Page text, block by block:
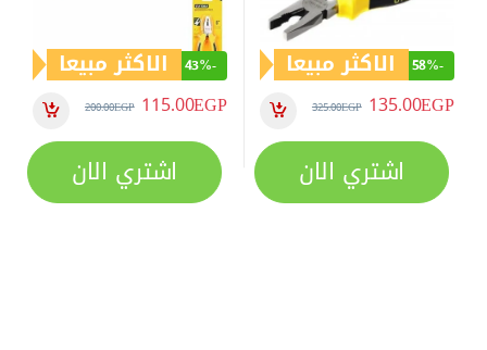
-
58% الاكثر مبيعا
135.00EGP
325.00EGP
اشتري الان
-
43% الاكثر مبيعا
115.00EGP
200.00EGP
اشتري الان